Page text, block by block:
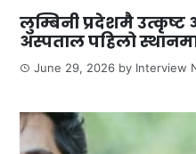
लुम्बिनी प्रदेशमै
अस्पताल पहिलो
June 29, 2026 by Interview